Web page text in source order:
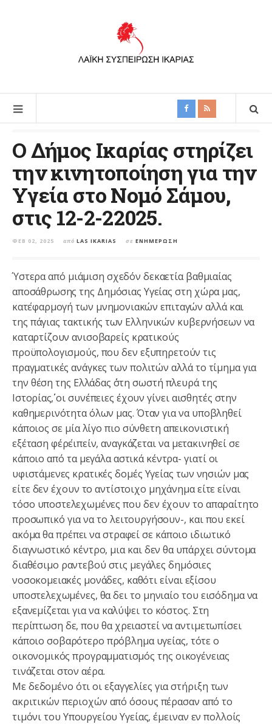
Ο Δήμος Ικαρίας στηρίζει
την κινητοποίηση για την
Υγεία στο Νομό Σάμου,
στις 12-2-22025.
ΦΕΒ 02, 2025 από LAS IKARIAS σε ΕΝΗΜΈΡΩΣΗ
Ύστερα από μιάμιση σχεδόν δεκαετία βαθμιαίας
αποσάθρωσης της Δημόσιας Υγείας στη χώρα μας,
κατ΄εφαρμογή των μνημονιακών επιταγών αλλά και
της πάγιας τακτικής των Ελληνικών κυβερνήσεων να
καταρτίζουν ανισοβαρείς κρατικούς
προϋπολογισμούς, που δεν εξυπηρετούν τις
πραγματικές ανάγκες των πολιτών αλλά το τίμημα για
την θέση της Ελλάδας ΄΄στη σωστή πλευρά της
Ιστορίας΄΄, οι συνέπειες έχουν γίνει αισθητές στην
καθημερινότητα όλων μας. Όταν για να υποβληθεί
κάποιος σε μία λίγο πιο σύνθετη απεικονιστική
εξέταση φέρ΄ειπείν, αναγκάζεται να μετακινηθεί σε
κάποιο από τα μεγάλα αστικά κέντρα- γιατί οι
υφιστάμενες κρατικές δομές Υγείας των νησιών μας
είτε δεν έχουν το αντίστοιχο μηχάνημα είτε είναι
τόσο υποστελεχωμένες που δεν έχουν το απαραίτητο
προσωπικό για να το λειτουργήσουν-, και που εκεί
ακόμα θα πρέπει να στραφεί σε κάποιο ιδιωτικό
διαγνωστικό κέντρο, μια και δεν θα υπάρχει σύντομα
διαθέσιμο ραντεβού στις μεγάλες δημόσιες
νοσοκομειακές μονάδες, καθότι είναι εξίσου
υποστελεχωμένες, θα δει το μηνιαίο του εισόδημα να
εξανεμίζεται για να καλύψει το κόστος. Στη
περίπτωση δε, που θα χρειαστεί να αντιμετωπίσει
κάποιο σοβαρότερο πρόβλημα υγείας, τότε ο
οικονομικός προγραμματισμός της οικογένειας
τινάζεται στον αέρα.
Με δεδομένο ότι οι εξαγγελίες για στήριξη των
ακριτικών περιοχών από όσους πέρασαν από το
τιμόνι του Υπουργείου Υγείας, έμειναν εν πολλοίς